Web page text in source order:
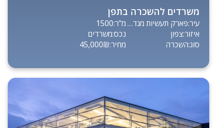
משרדים להשכרה בתפן
עיר:
פארק תעשיות מגדל תפן
איזור:צפון
סוג:השכרה
מ"ר:1500
נכס:משרדים
מחיר:45,000₪